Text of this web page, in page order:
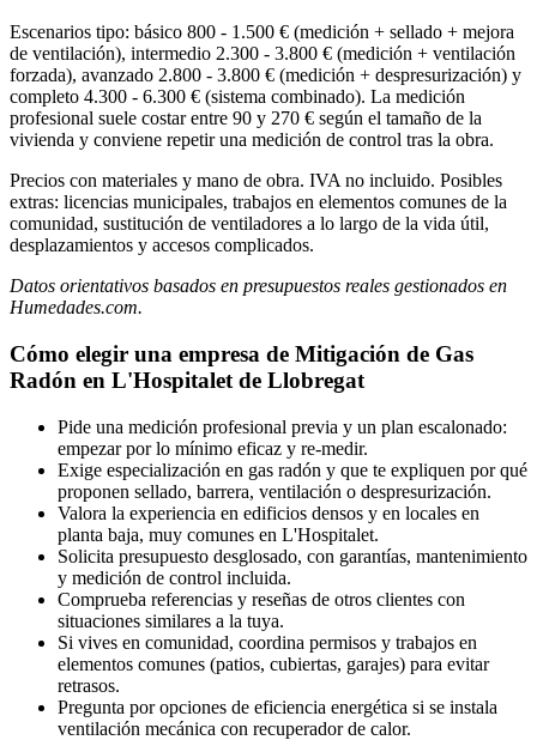
Escenarios tipo: básico 800 - 1.500 € (medición + sellado + mejora
de ventilación), intermedio 2.300 - 3.800 € (medición + ventilación
forzada), avanzado 2.800 - 3.800 € (medición + despresurización) y
completo 4.300 - 6.300 € (sistema combinado). La medición
profesional suele costar entre 90 y 270 € según el tamaño de la
vivienda y conviene repetir una medición de control tras la obra.
Precios con materiales y mano de obra. IVA no incluido. Posibles
extras: licencias municipales, trabajos en elementos comunes de la
comunidad, sustitución de ventiladores a lo largo de la vida útil,
desplazamientos y accesos complicados.
Datos orientativos basados en presupuestos reales gestionados en
Humedades.com.
Cómo elegir una empresa de Mitigación de Gas
Radón en L'Hospitalet de Llobregat
Pide una medición profesional previa y un plan escalonado:
empezar por lo mínimo eficaz y re-medir.
Exige especialización en gas radón y que te expliquen por qué
proponen sellado, barrera, ventilación o despresurización.
Valora la experiencia en edificios densos y en locales en
planta baja, muy comunes en L'Hospitalet.
Solicita presupuesto desglosado, con garantías, mantenimiento
y medición de control incluida.
Comprueba referencias y reseñas de otros clientes con
situaciones similares a la tuya.
Si vives en comunidad, coordina permisos y trabajos en
elementos comunes (patios, cubiertas, garajes) para evitar
retrasos.
Pregunta por opciones de eficiencia energética si se instala
ventilación mecánica con recuperador de calor.